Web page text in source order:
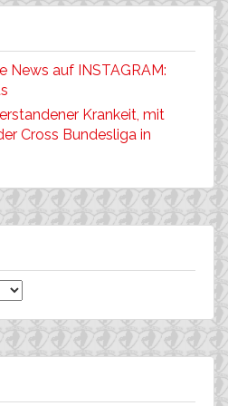
News auf INSTAGRAM:
Krankeit, mit
Cross Bundesliga in